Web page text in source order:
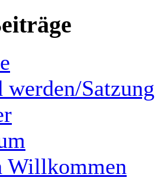
Satzung
Willkommen